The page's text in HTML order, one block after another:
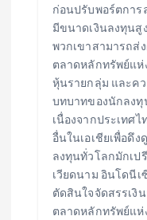
ก่อนปรับพอร์ตกา
มีขนาดเงินลงทุนสู
พวกเขาสามารถส่
ตลาดหลักทรัพย์แห่
หุ้นรายกลุ่ม และค
บทบาทของนักลง
เนื่องจากประเทศ
อื่นในเอเชียเพื่อดึ
ลงทุนทั่วโลกมักเป
เวียดนาม อินโดนี
ตัดสินใจจัดสรรเงิ
ตลาดหลักทรัพย์แห่